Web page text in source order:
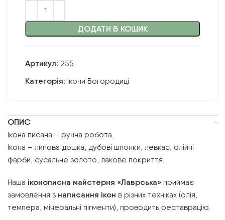
ДОДАТИ В КОШИК
Артикул: 255
Категорія: Ікони Богородиці
ОПИС
Ікона писана – ручна робота.
Ікона – липова дошка, дубові шпонки, левкас, олійні
фарби, сусальне золото, лакове покриття.
Наша іконописна майстерня «Лаврська» приймає
замовлення з написання ікон в різних техніках (олія,
темпера, мінеральні пігменти), проводить реставрацію.